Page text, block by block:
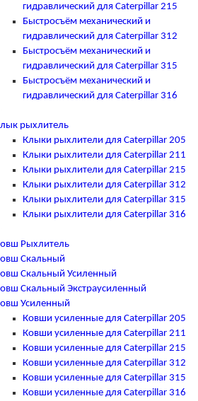
гидравлический для Caterpillar 215
Быстросъём механический и
гидравлический для Caterpillar 312
Быстросъём механический и
гидравлический для Caterpillar 315
Быстросъём механический и
гидравлический для Caterpillar 316
рыхлитель
Клыки рыхлители для Caterpillar 205
Клыки рыхлители для Caterpillar 211
Клыки рыхлители для Caterpillar 215
Клыки рыхлители для Caterpillar 312
Клыки рыхлители для Caterpillar 315
Клыки рыхлители для Caterpillar 316
Рыхлитель
Скальный
Скальный Усиленный
Скальный Экстраусиленный
Усиленный
Ковши усиленные для Caterpillar 205
Ковши усиленные для Caterpillar 211
Ковши усиленные для Caterpillar 215
Ковши усиленные для Caterpillar 312
Ковши усиленные для Caterpillar 315
Ковши усиленные для Caterpillar 316